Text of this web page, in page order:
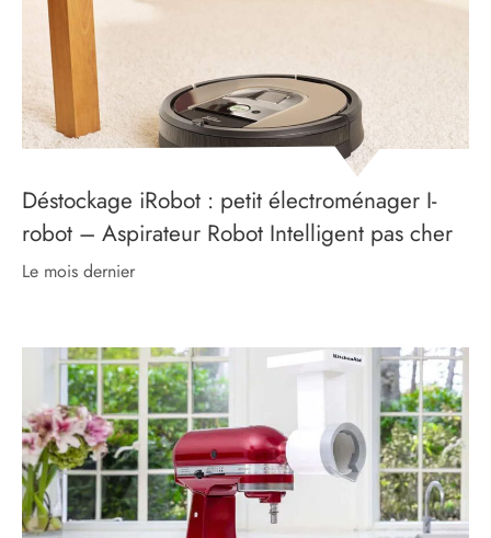
Déstockage iRobot : petit électroménager I-
robot – Aspirateur Robot Intelligent pas cher
le mois dernier